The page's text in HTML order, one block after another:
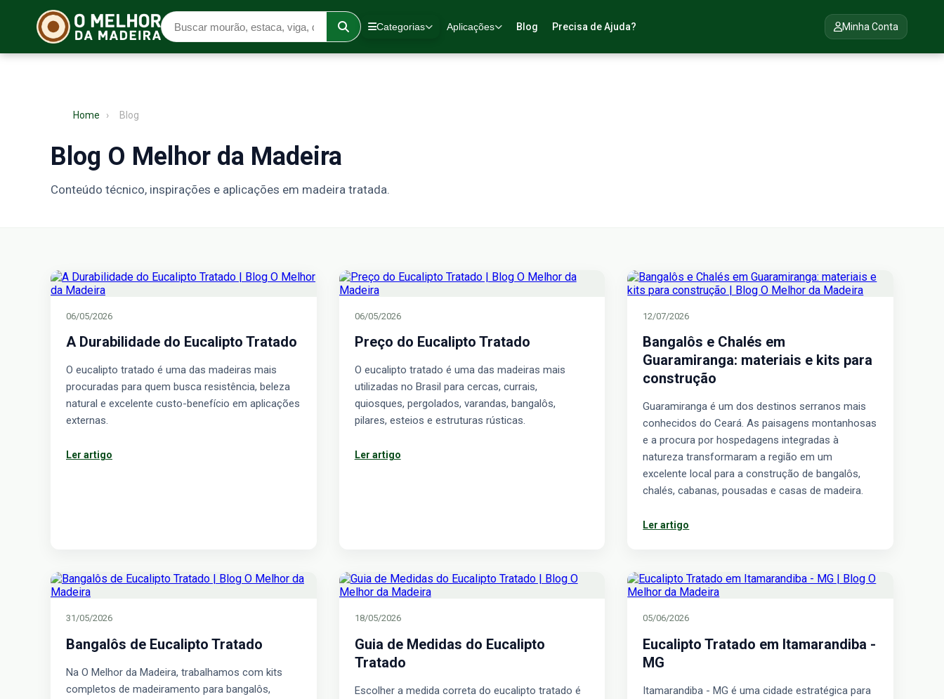
Categorias Aplicações Blog Precisa de Ajuda? Minha Conta
Home › Blog
Blog O Melhor da Madeira
Conteúdo técnico, inspirações e aplicações em madeira tratada.
06/05/2026
A Durabilidade do Eucalipto Tratado
O eucalipto tratado é uma das madeiras mais
procuradas para quem busca resistência, beleza
natural e excelente custo-benefício em aplicações
externas.
Ler artigo
06/05/2026
Preço do Eucalipto Tratado
O eucalipto tratado é uma das madeiras mais
utilizadas no Brasil para cercas, currais,
quiosques, pergolados, varandas, bangalôs,
pilares, esteios e estruturas rústicas.
Ler artigo
12/07/2026
Bangalôs e Chalés em
Guaramiranga: materiais e kits para
construção
Guaramiranga é um dos destinos serranos mais
conhecidos do Ceará. As paisagens montanhosas
e a procura por hospedagens integradas à
natureza transformaram a região em um
excelente local para a construção de bangalôs,
chalés, cabanas, pousadas e casas de madeira.
Ler artigo
31/05/2026
Bangalôs de Eucalipto Tratado
Na O Melhor da Madeira, trabalhamos com kits
completos de madeiramento para bangalôs,
18/05/2026
Guia de Medidas do Eucalipto
Tratado
Escolher a medida correta do eucalipto tratado é
05/06/2026
Eucalipto Tratado em Itamarandiba -
MG
Itamarandiba - MG é uma cidade estratégica para